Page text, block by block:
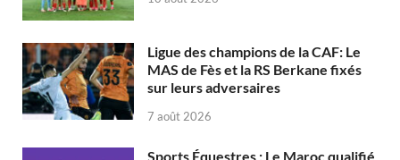
Ligue des champions de la CAF: Le
MAS de Fès et la RS Berkane fixés
sur leurs adversaires
7 août 2026
Sports Équestres : Le Maroc qualifié